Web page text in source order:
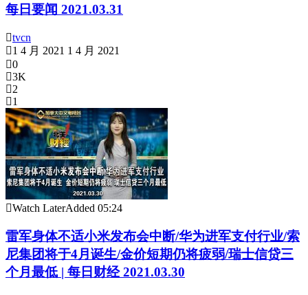
每日要闻 2021.03.31
tvcn
1 4 月 2021 1 4 月 2021
0
3K
2
1
Watch LaterAdded 05:24
雷军身体不适小米发布会中断/华为进军支付行业/索
尼集团将于4月诞生/金价短期仍将疲弱/瑞士信贷三
个月最低 | 每日财经 2021.03.30